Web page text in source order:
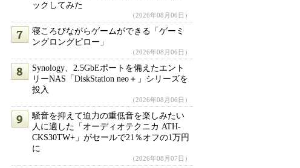
ックしてみた
（2026年08月06日）
寝ころびながらゲームができる「ゲーミ
ングロングピロー」
（2026年08月06日）
Synology、2.5GbEポートを備えたエント
リーNAS「DiskStation neo＋」シリーズを
投入
（2026年08月06日）
騒音を抑えて迫力の重低音を楽しみたい
人に適した「オーディオテクニカ ATH-
CKS30TW+」がセールで21％オフの1万円
に
（2026年08月07日）